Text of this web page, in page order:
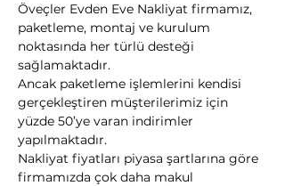
Öveçler Evden Eve Nakliyat firmamız,
paketleme, montaj ve kurulum
noktasında her türlü desteği
sağlamaktadır.
Ancak paketleme işlemlerini kendisi
gerçekleştiren müşterilerimiz için
yüzde 50’ye varan indirimler
yapılmaktadır.
Nakliyat fiyatları piyasa şartlarına göre
firmamızda çok daha makul